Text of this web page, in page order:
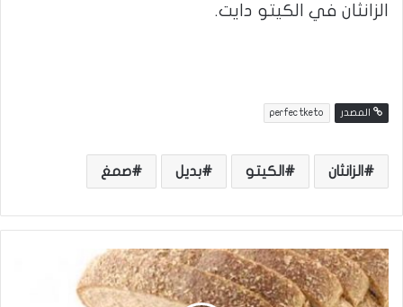
الزانثان في الكيتو دايت.
المصدر perfectketo
الزانثان الكيتو بديل صمغ
ا
ل
ب